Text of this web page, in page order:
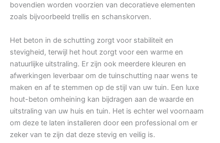
bovendien worden voorzien van decoratieve elementen
zoals bijvoorbeeld trellis en schanskorven.
Het beton in de schutting zorgt voor stabiliteit en
stevigheid, terwijl het hout zorgt voor een warme en
natuurlijke uitstraling. Er zijn ook meerdere kleuren en
afwerkingen leverbaar om de tuinschutting naar wens te
maken en af te stemmen op de stijl van uw tuin. Een luxe
hout-beton omheining kan bijdragen aan de waarde en
uitstraling van uw huis en tuin. Het is echter wel voornaam
om deze te laten installeren door een professional om er
zeker van te zijn dat deze stevig en veilig is.